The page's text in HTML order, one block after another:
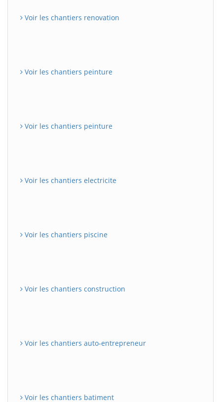
Voir les chantiers renovation
Voir les chantiers peinture
Voir les chantiers peinture
Voir les chantiers electricite
Voir les chantiers piscine
Voir les chantiers construction
Voir les chantiers auto-entrepreneur
Voir les chantiers batiment